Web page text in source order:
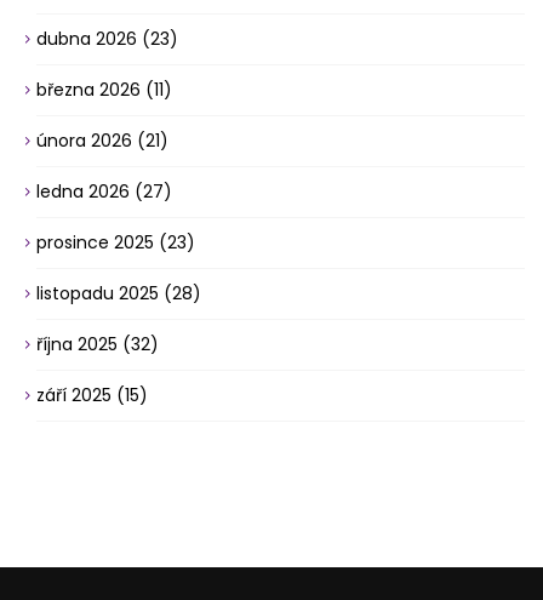
dubna 2026 (23)
března 2026 (11)
února 2026 (21)
ledna 2026 (27)
prosince 2025 (23)
listopadu 2025 (28)
října 2025 (32)
září 2025 (15)